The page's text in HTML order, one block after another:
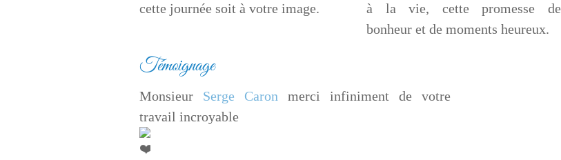
cette journée soit à votre image.
à la vie, cette promesse de
bonheur et de moments heureux.
Témoignage
Monsieur Serge Caron merci infiniment de votre
travail incroyable